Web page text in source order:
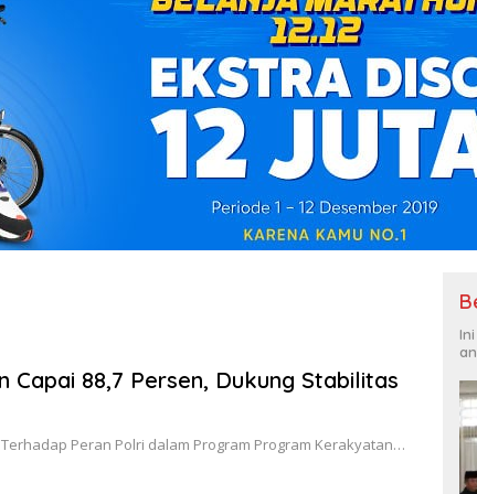
Capai 88,7 Persen, Dukung Stabilitas
Peran Polri dalam Program Program Kerakyatan…